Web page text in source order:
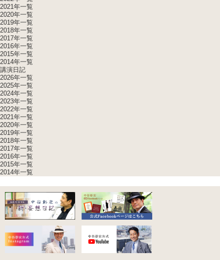
2021年一覧
2020年一覧
2019年一覧
2018年一覧
2017年一覧
2016年一覧
2015年一覧
2014年一覧
講演日記
2026年一覧
2025年一覧
2024年一覧
2023年一覧
2022年一覧
2021年一覧
2020年一覧
2019年一覧
2018年一覧
2017年一覧
2016年一覧
2015年一覧
2014年一覧